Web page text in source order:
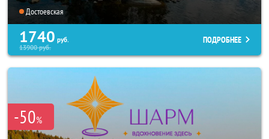
Достоевская
1740 руб.
13900руб.
ПОДРОБНЕЕ
-50%